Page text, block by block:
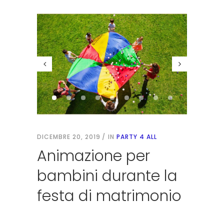
DICEMBRE 20, 2019 IN PARTY 4 ALL
Animazione per
bambini durante la
festa di matrimonio